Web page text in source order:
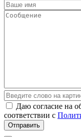
Даю согласие на
соответствии с
Отправить